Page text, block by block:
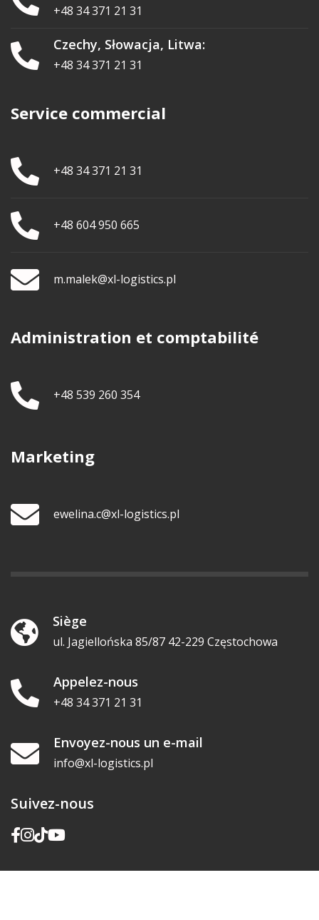
+48 34 371 21 31
Czechy, Słowacja, Litwa:
+48 34 371 21 31
Service commercial
+48 34 371 21 31
+48 604 950 665
m.malek@xl-logistics.pl
Administration et comptabilité
+48 539 260 354
Marketing
ewelina.c@xl-logistics.pl
Siège
ul. Jagiellońska 85/87 42-229 Częstochowa
Appelez-nous
+48 34 371 21 31
Envoyez-nous un e-mail
info@xl-logistics.pl
Suivez-nous